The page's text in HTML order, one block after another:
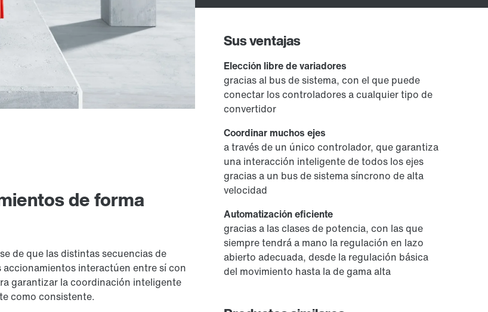
de forma
de que las distintas secuencias de
interactúen entre sí con
garantizar la coordinación inteligente
como consistente.
Sus ventajas
Elección libre de variadores
gracias al bus de sistema, con el que puede
conectar los controladores a cualquier tipo de
convertidor
Coordinar muchos ejes
a través de un único controlador, que garantiza
una interacción inteligente de todos los ejes
gracias a un bus de sistema síncrono de alta
velocidad
Automatización eficiente
gracias a las clases de potencia, con las que
siempre tendrá a mano la regulación en lazo
abierto adecuada, desde la regulación básica
del movimiento hasta la de gama alta